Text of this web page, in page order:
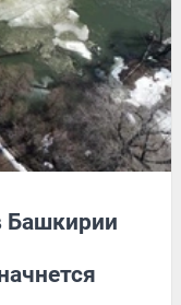
Башкирии